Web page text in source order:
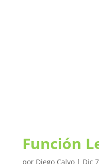
Función
por Diego Calvo| Dic